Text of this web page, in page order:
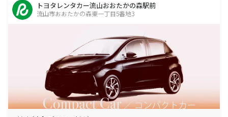
トヨタレンタカー流山おおたかの森駅前
流山市おおたかの森東一丁目5番地3